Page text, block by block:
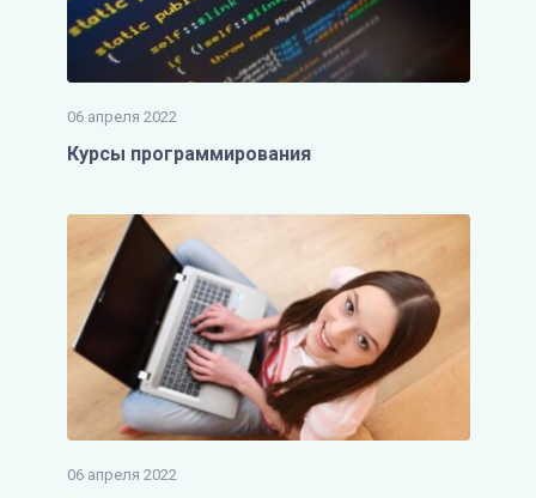
06 апреля 2022
Курсы программирования
06 апреля 2022